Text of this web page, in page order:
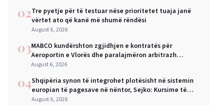
02Tre pyetje për të testuar nëse prioritetet tuaja janë
vërtet ato që kanë më shumë rëndësi
August 6, 2026
03MABCO kundërshton zgjidhjen e kontratës për
Aeroportin e Vlorës dhe paralajmëron arbitrazh
ndërkombëtar
August 6, 2026
04Shqipëria synon të integrohet plotësisht në sistemin
europian të pagesave në nëntor, Sejko: Kursime të
mëdha për qytetarët dhe bizneset
August 6, 2026